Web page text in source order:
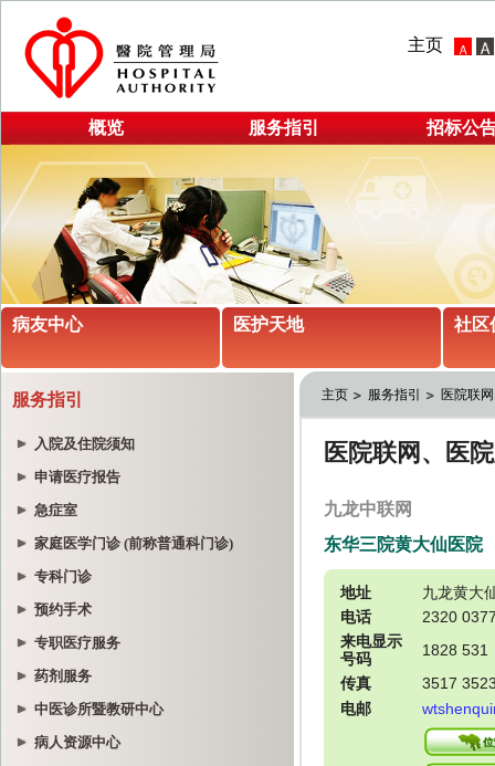
主页
概览 服务指引 招标公
病友中心 医护天地 社区
服务指引
入院及住院须知
申请医疗报告
急症室
家庭医学门诊 (前称普通科门诊)
专科门诊
预约手术
专职医疗服务
药剂服务
中医诊所暨教研中心
病人资源中心
主页 服务指引 医院联